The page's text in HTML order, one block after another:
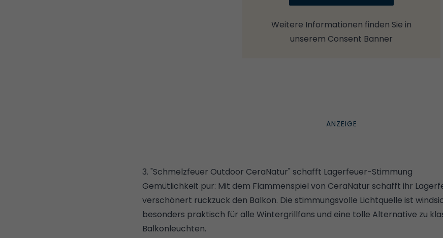
Weitere Informationen finden Sie in
unserem Consent Banner
3. "Schmelzfeuer Outdoor CeraNatur" schafft Lagerfeuer-Stimmung
Gemütlichkeit pur: Mit dem Flammenspiel von CeraNatur schafft ihr
verschönert ruckzuck den Balkon. Die stimmungsvolle Lichtquelle ist
besonders praktisch für alle Wintergrillfans und eine tolle Alternative zu
Balkonleuchten.